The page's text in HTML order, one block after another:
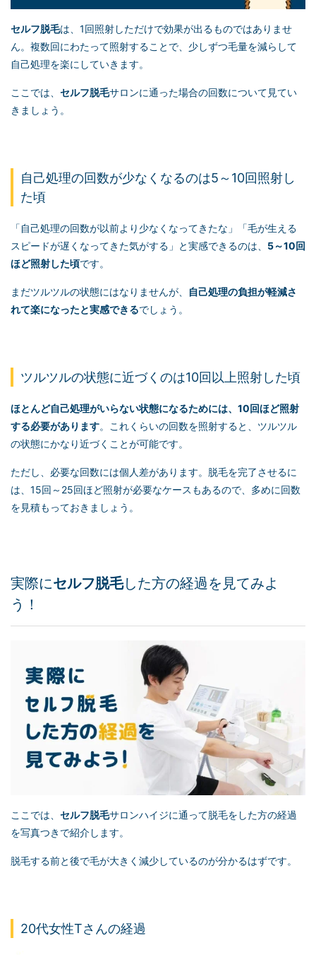
セルフ脱毛は、1回照射しただけで効果が出るものではありませ
ん。複数回にわたって照射することで、少しずつ毛量を減らして
自己処理を楽にしていきます。
ここでは、 セルフ脱毛サロンに通った場合の回数について見てい
きましょう。
自己処理の回数が少なくなるのは5～10回照射し
た頃
「自己処理の回数が以前より少なくなってきたな」「毛が生える
スピードが遅くなってきた気がする」と実感できるのは、 5～10回
ほど照射した頃です。
まだツルツルの状態にはなりませんが、
自己処理の負担が軽減さ
れて楽になったと実感できるでしょう。
ツルツルの状態に近づくのは10回以上照射した頃
ほとんど自己処理がいらない状態になるためには、10回ほど照射
する必要があります。これくらいの回数を照射すると、ツルツル
の状態にかなり近づくことが可能です。
ただし、必要な回数には個人差があります。脱毛を完了させるに
は、15回～25回ほど照射が必要なケースもあるので、多めに回数
を見積もっておきましょう。
実際にセルフ脱毛した方の経過を見てみよ
う！
ここでは、 セルフ脱毛サロンハイジに通って脱毛をした方の経過
を写真つきで紹介します。
脱毛する前と後で毛が大きく減少しているのが分かるはずです。
20代女性Tさんの経過